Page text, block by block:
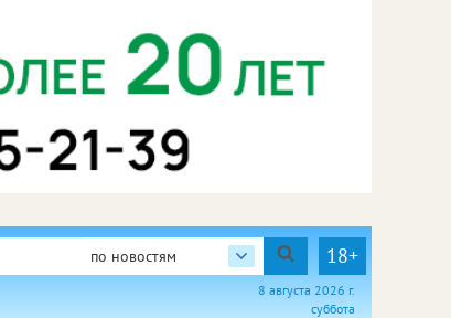
по новостям 18+
8 августа 2026 г.
суббота